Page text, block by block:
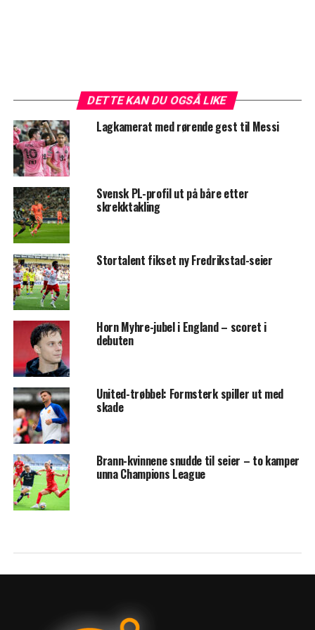
DETTE KAN DU OGSÅ LIKE
Lagkamerat med rørende gest til Messi
Svensk PL-profil ut på båre etter
skrekktakling
Stortalent fikset ny Fredrikstad-seier
Horn Myhre-jubel i England – scoret i
debuten
United-trøbbel: Formsterk spiller ut med
skade
Brann-kvinnene snudde til seier – to kamper
unna Champions League